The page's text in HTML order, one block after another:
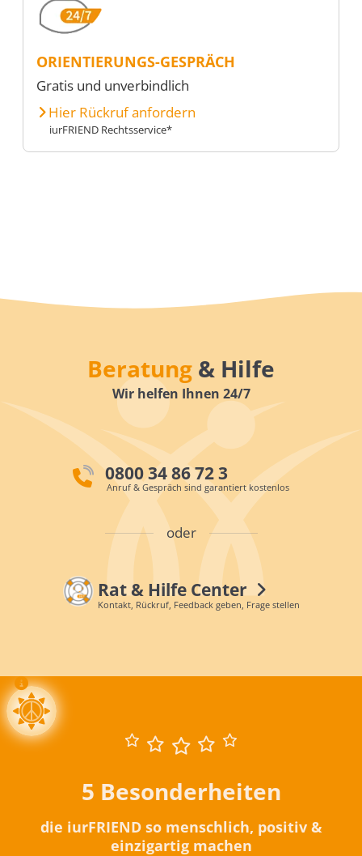
ORIENTIERUNGS-GESPRÄCH
Gratis und unverbindlich
Hier Rückruf anfordern
iurFRIEND Rechtsservice*
Beratung & Hilfe
Wir helfen Ihnen 24/7
0800 34 86 72 3
Anruf & Gespräch sind garantiert kostenlos
oder
Rat & Hilfe Center
Kontakt, Rückruf, Feedback geben, Frage stellen
5 Besonderheiten
die iurFRIEND so menschlich, positiv &
einzigartig machen